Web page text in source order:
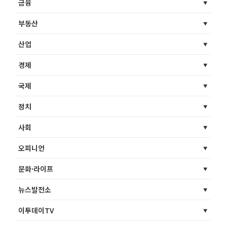
금융
부동산
산업
경제
국제
정치
사회
오피니언
문화·라이프
뉴스발전소
이투데이TV